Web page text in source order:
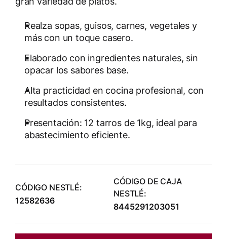
Realza sopas, guisos, carnes, vegetales y
más con un toque casero.
Elaborado con ingredientes naturales, sin
opacar los sabores base.
Alta practicidad en cocina profesional, con
resultados consistentes.
Presentación: 12 tarros de 1kg, ideal para
abastecimiento eficiente.
CÓDIGO NESTLÉ:
12582636
CÓDIGO DE CAJA
NESTLÉ:
8445291203051